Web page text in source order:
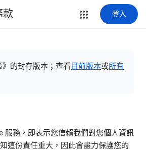
款 登入
的封存版本；查看 目前版本或所有
服務，即表示您信賴我們對您個人資訊
這份責任重大，因此會盡力保護您的